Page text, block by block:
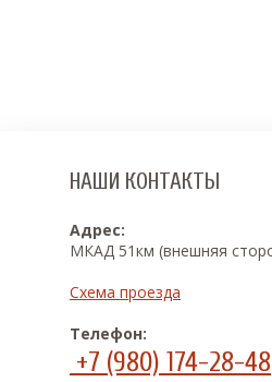
НАШИ КОНТАКТЫ
Адрес:
МКАД 51км (внешняя
Схема проезда
Телефон:
+7 (980) 174-28-48